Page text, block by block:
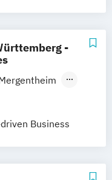
Management
-
Business